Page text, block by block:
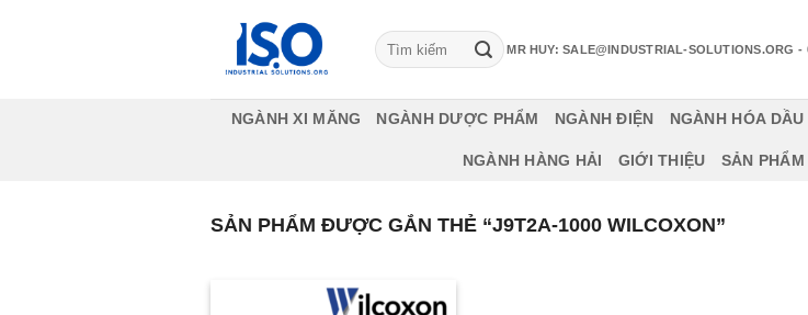
Tìm
kiếm:
MR HUY: SALE@INDUSTRIAL-SOLUTIONS.ORG -
NGÀNH XI MĂNG NGÀNH DƯỢC PHẨM NGÀNH ĐIỆN NGÀNH HÓA DẦU
NGÀNH HÀNG HẢI GIỚI THIỆU SẢN PHẨM
SẢN PHẨM ĐƯỢC GẮN THẺ “J9T2A-1000 WILCOXON”